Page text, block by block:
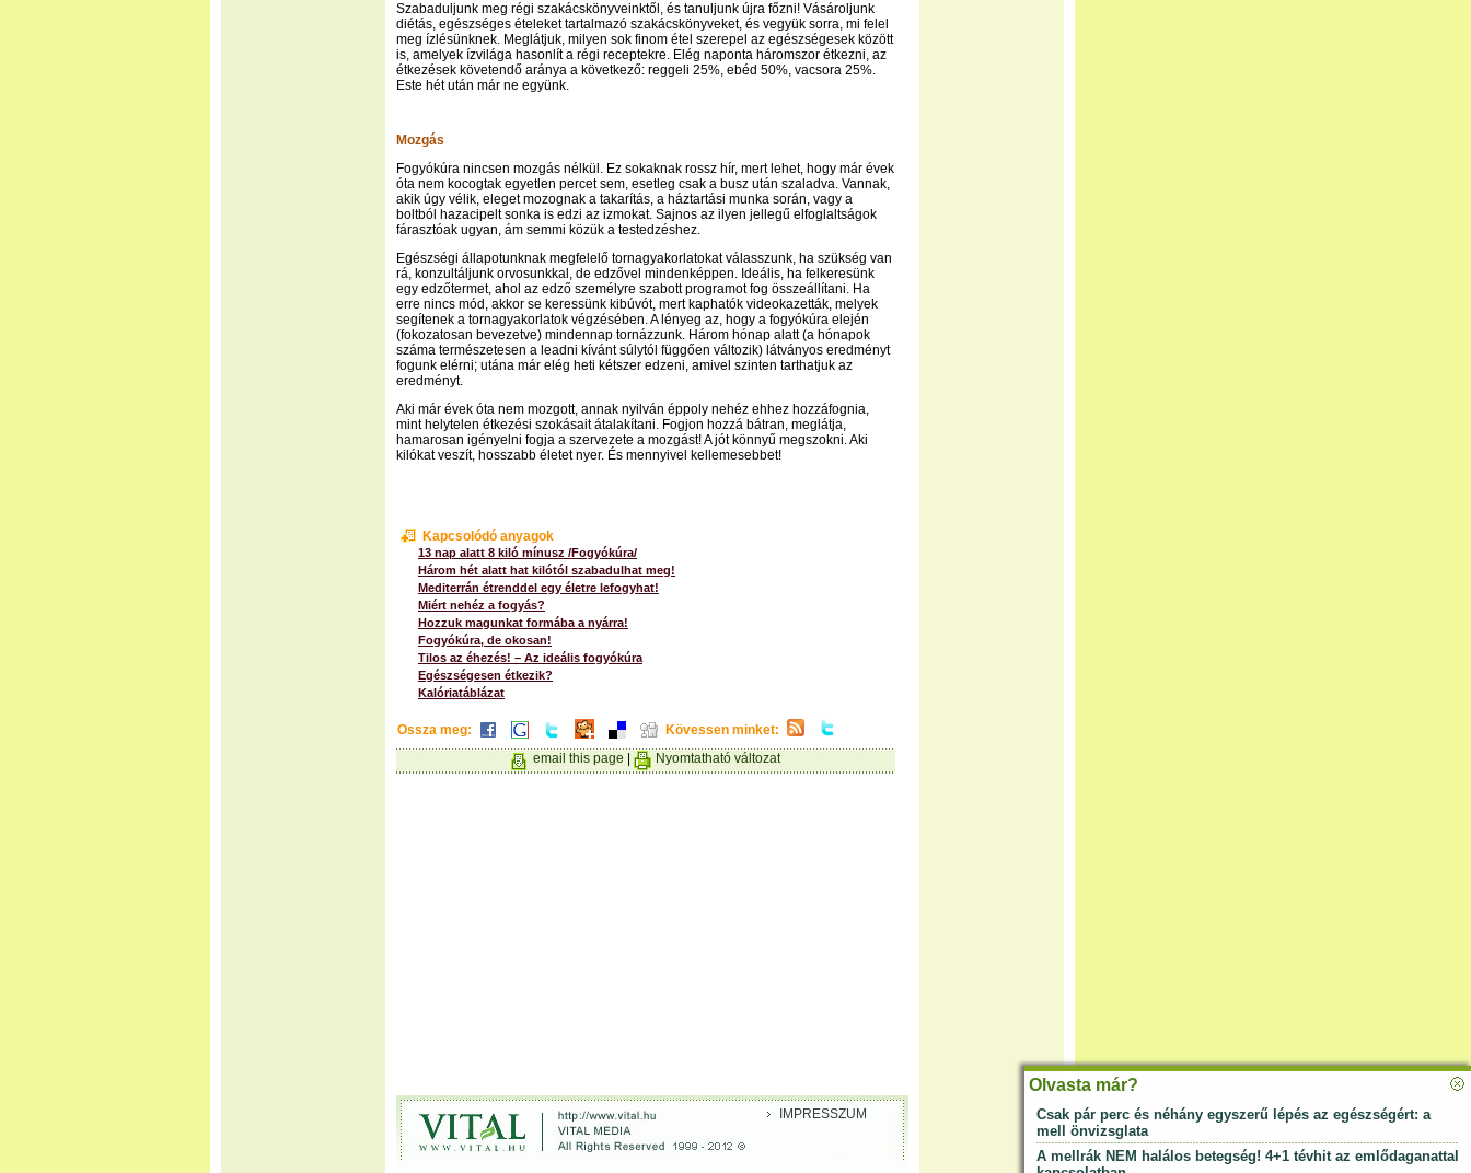
Szabaduljunk meg régi szakácskönyveinktől, és tanuljunk újra főzni! Vásároljunk
diétás, egészséges ételeket tartalmazó szakácskönyveket, és vegyük sorra, mi felel
meg ízlésünknek. Meglátjuk, milyen sok finom étel szerepel az egészségesek között
is, amelyek ízvilága hasonlít a régi receptekre. Elég naponta háromszor étkezni, az
étkezések követendő aránya a következő: reggeli 25%, ebéd 50%, vacsora 25%.
Este hét után már ne együnk.
Mozgás
Fogyókúra nincsen mozgás nélkül. Ez sokaknak rossz hír, mert lehet, hogy már évek
óta nem kocogtak egyetlen percet sem, esetleg csak a busz után szaladva. Vannak,
akik úgy vélik, eleget mozognak a takarítás, a háztartási munka során, vagy a
boltból hazacipelt sonka is edzi az izmokat. Sajnos az ilyen jellegű elfoglaltságok
fárasztóak ugyan, ám semmi közük a testedzéshez.
Egészségi állapotunknak megfelelő tornagyakorlatokat válasszunk, ha szükség van
rá, konzultáljunk orvosunkkal, de edzővel mindenképpen. Ideális, ha felkeresünk
egy edzőtermet, ahol az edző személyre szabott programot fog összeállítani. Ha
erre nincs mód, akkor se keressünk kibúvót, mert kaphatók videokazetták, melyek
segítenek a tornagyakorlatok végzésében. A lényeg az, hogy a fogyókúra elején
(fokozatosan bevezetve) mindennap tornázzunk. Három hónap alatt (a hónapok
száma természetesen a leadni kívánt súlytól függően változik) látványos eredményt
fogunk elérni; utána már elég heti kétszer edzeni, amivel szinten tarthatjuk az
eredményt.
Aki már évek óta nem mozgott, annak nyilván éppoly nehéz ehhez hozzáfognia,
mint helytelen étkezési szokásait átalakítani. Fogjon hozzá bátran, meglátja,
hamarosan igényelni fogja a szervezete a mozgást! A jót könnyű megszokni. Aki
kilókat veszít, hosszabb életet nyer. És mennyivel kellemesebbet!
Kapcsolódó anyagok
13 nap alatt 8 kiló mínusz /Fogyókúra/
Három hét alatt hat kilótól szabadulhat meg!
Mediterrán étrenddel egy életre lefogyhat!
Miért nehéz a fogyás?
Hozzuk magunkat formába a nyárra!
Fogyókúra, de okosan!
Tilos az éhezés! – Az ideális fogyókúra
Egészségesen étkezik?
Kalóriatáblázat
Ossza meg:
Kövessen minket:
email this page
Nyomtatható változat
Olvasta már?
Csak pár perc és néhány egyszerű lépés az egészségért: a
mell önvizsglata
A mellrák NEM halálos betegség! 4+1 tévhit az emlődaganattal
IMPRESSZUM